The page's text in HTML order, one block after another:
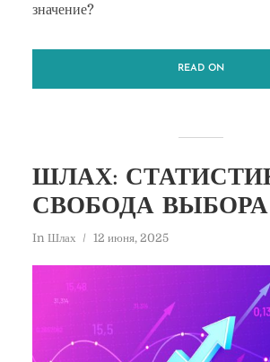
значение?
READ ON
ШЛАХ:
СВОБОДА ВЫБОРА
In Шлах 12 июня, 2025